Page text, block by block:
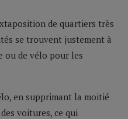
de quartiers très
se trouvent justement à
ou de vélo pour les
en supprimant la moitié
voitures, ce qui